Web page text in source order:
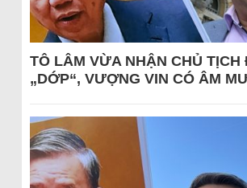
TÔ LÂM VỪA NHẬN CHỦ TỊCH
„DỚP“, VƯỢNG VIN CÓ ÂM